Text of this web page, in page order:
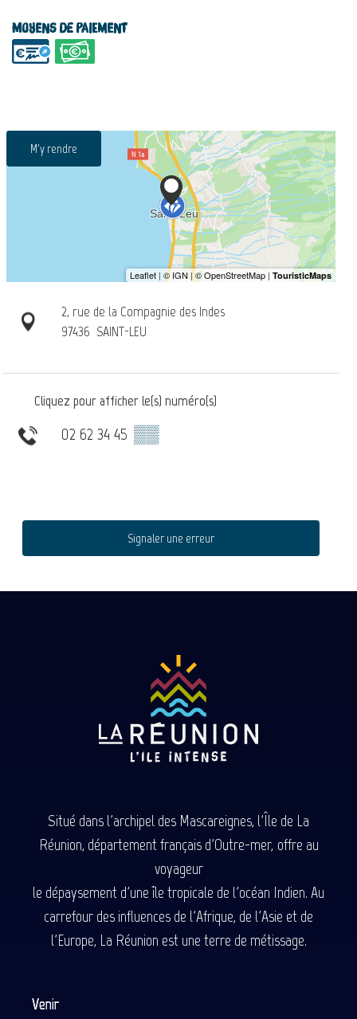
Moyens de paiement
M'y rendre
2, rue de la Compagnie des Indes
97436 SAINT-LEU
Cliquez pour afficher le(s) numéro(s)
02 62 34 45 ▒▒
Signaler une erreur
Situé dans l'archipel des Mascareignes, l'Île de La
Réunion, département français d'Outre-mer, offre au
voyageur
le dépaysement d'une île tropicale de l'océan Indien. Au
carrefour des influences de l'Afrique, de l'Asie et de
l'Europe, La Réunion est une terre de métissage.
Venir